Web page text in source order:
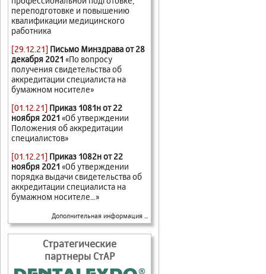
переподготовке и повышению
квалификации медицинского
работника
[29.12.21] Письмо Минздрава от 28
декабря 2021 «По вопросу
получения свидетельства об
аккредитации специалиста на
бумажном носителе»
[01.12.21] Приказ 1081н от 22
ноября 2021 «Об утверждении
Положения об аккредитации
специалистов»
[01.12.21] Приказ 1082н от 22
ноября 2021 «Об утверждении
порядка выдачи свидетельства об
аккредитации специалиста на
бумажном носителе...»
Дополнительная информация ...
Стратегические
партнеры СтАР